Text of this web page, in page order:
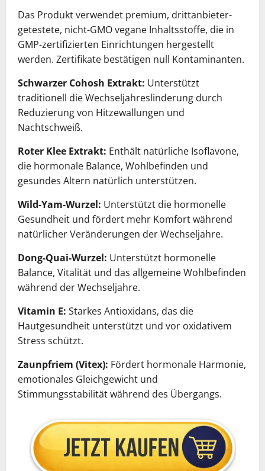
Das Produkt verwendet premium, drittanbieter-
getestete, nicht-GMO vegane Inhaltsstoffe, die in
GMP-zertifizierten Einrichtungen hergestellt
werden. Zertifikate bestätigen null Kontaminanten.
Schwarzer Cohosh Extrakt: Unterstützt
traditionell die Wechseljahreslinderung durch
Reduzierung von Hitzewallungen und
Nachtschweiß.
Roter Klee Extrakt: Enthält natürliche Isoflavone,
die hormonale Balance, Wohlbefinden und
gesundes Altern natürlich unterstützen.
Wild-Yam-Wurzel: Unterstützt die hormonelle
Gesundheit und fördert mehr Komfort während
natürlicher Veränderungen der Wechseljahre.
Dong-Quai-Wurzel: Unterstützt hormonelle
Balance, Vitalität und das allgemeine Wohlbefinden
während der Wechseljahre.
Vitamin E: Starkes Antioxidans, das die
Hautgesundheit unterstützt und vor oxidativem
Stress schützt.
Zaunpfriem (Vitex): Fördert hormonale Harmonie,
emotionales Gleichgewicht und
Stimmungsstabilität während des Übergangs.